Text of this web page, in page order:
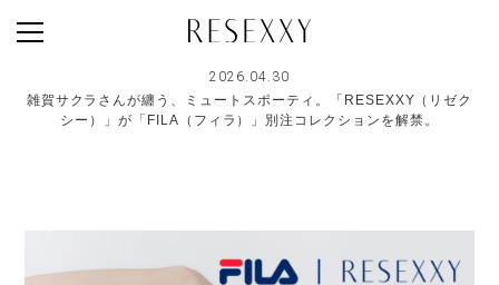
2026.04.30
雑賀サクラさんが纏う、ミュートスポーティ。「RESEXXY（リゼク
シー）」が「FILA（フィラ）」別注コレクションを解禁。
NEWS
NEW ARRIVAL
RANKING